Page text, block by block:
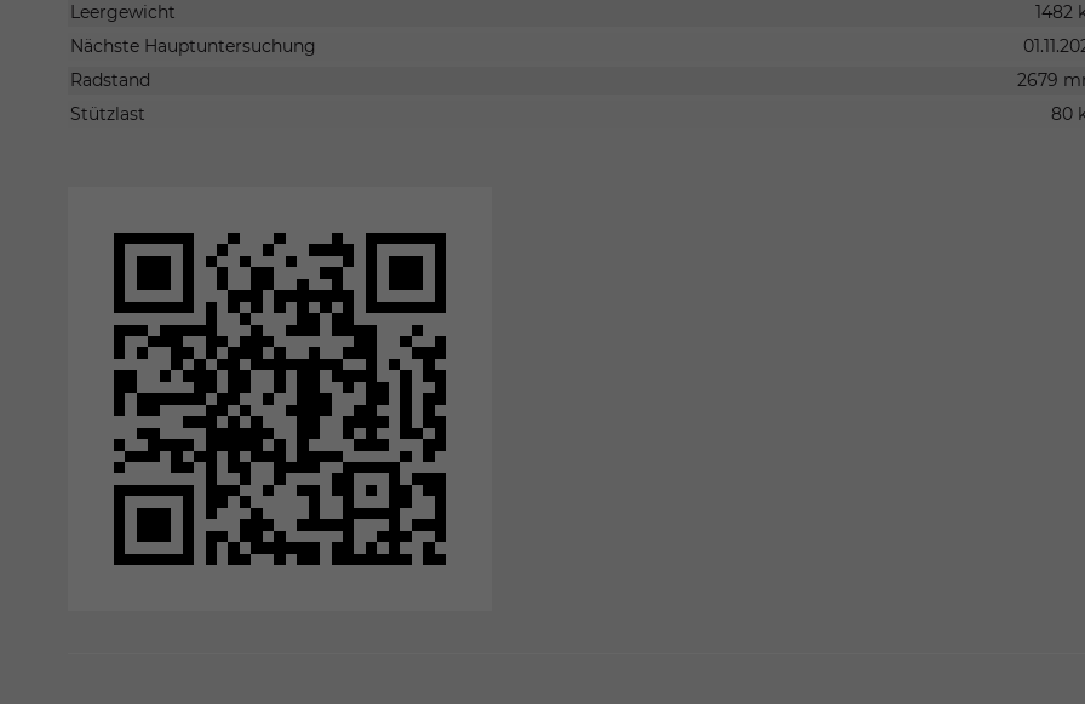
Leergewicht
1482
Nächste Hauptuntersuchung
Radstand
2679
Stützlast
80